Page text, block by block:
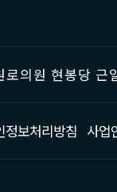
로의원 현봉당
정보처리방침 사업